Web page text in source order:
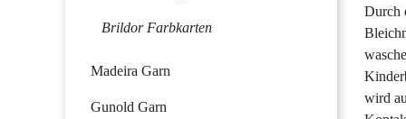
Durch
wird
Brildor Farbkarten
Madeira Garn
Gunold Garn